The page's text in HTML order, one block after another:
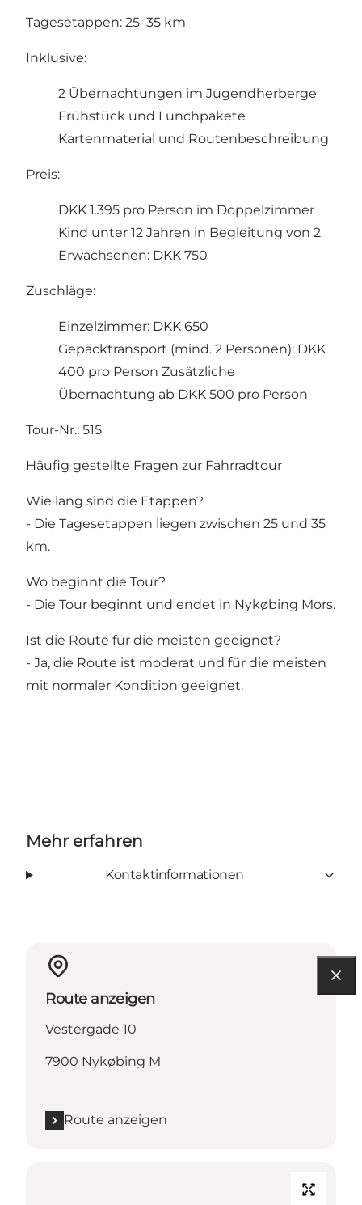
Tagesetappen: 25–35 km
Inklusive:
2 Übernachtungen im Jugendherberge
Frühstück und Lunchpakete
Kartenmaterial und Routenbeschreibung
Preis:
DKK 1.395 pro Person im Doppelzimmer
Kind unter 12 Jahren in Begleitung von 2
Erwachsenen: DKK 750
Zuschläge:
Einzelzimmer: DKK 650
Gepäcktransport (mind. 2 Personen): DKK
400 pro Person Zusätzliche
Übernachtung ab DKK 500 pro Person
Tour-Nr.: 515
Häufig gestellte Fragen zur Fahrradtour
Wie lang sind die Etappen?
- Die Tagesetappen liegen zwischen 25 und 35
km.
Wo beginnt die Tour?
- Die Tour beginnt und endet in Nykøbing Mors.
Ist die Route für die meisten geeignet?
- Ja, die Route ist moderat und für die meisten
mit normaler Kondition geeignet.
Mehr erfahren
Kontaktinformationen
Route anzeigen
Vestergade 10
7900 Nykøbing M
Route anzeigen